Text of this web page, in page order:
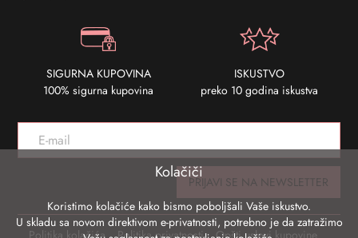
Kolačiči
Koristimo kolačiće kako bismo poboljšali Vaše iskustvo.
U skladu sa novom direktivom e-privatnosti, potrebno je da zatražimo
SIGURNA KUPOVINA
100% sigurna kupovina
ISKUSTVO
preko 10 godina iskustva
PRIJAVI SE NA NEWSLETTER
Politika kolačića Politika privatnosti Opšti uslovi kupovine